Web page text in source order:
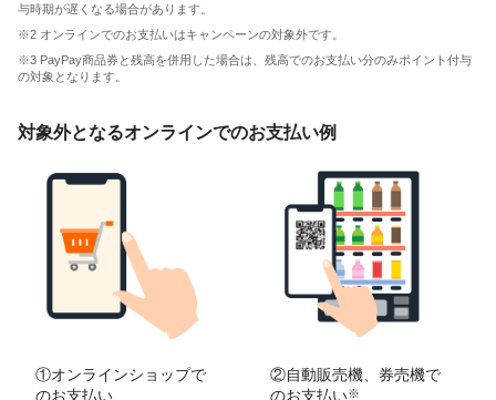
与時期が遅くなる場合があります。
※2 オンラインでのお支払いはキャンペーンの対象外です。
※3 PayPay商品券と残高を併用した場合は、残高でのお支払い分のみポイント付与
の対象となります。
対象外となるオンラインでのお支払い例
①オンラインショップで
のお支払い
②自動販売機、券売機で
のお支払い※